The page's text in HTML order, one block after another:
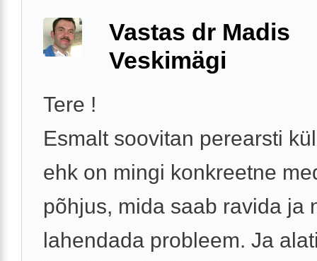
Vastas dr Madis
Veskimägi
Tere !
Esmalt soovitan perearsti
ehk on mingi konkreetne
põhjus, mida saab ravida ja
lahendada probleem. Ja